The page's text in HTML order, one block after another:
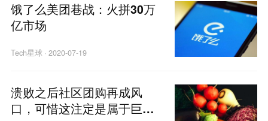
饿了么美团巷战：火拼30万
亿市场
Tech星球 · 2020-07-19
溃败之后社区团购再成风
口，可惜这注定是属于巨头